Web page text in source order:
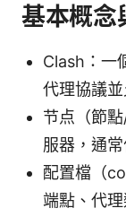
基本概念
Clash：一
代理協議並
节点（節
服器，通
配置檔（
端點、代